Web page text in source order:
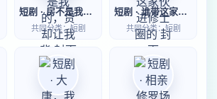
短剧 · 房不是我的，贷却让我背
共同分类：短剧
短剧 · 谁带这家伙进修士圈的
共同分类：短剧